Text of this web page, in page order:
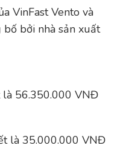
VinFast Vento và
bố bởi nhà sản xuất
là 56.350.000 VNĐ
là 35.000.000 VNĐ